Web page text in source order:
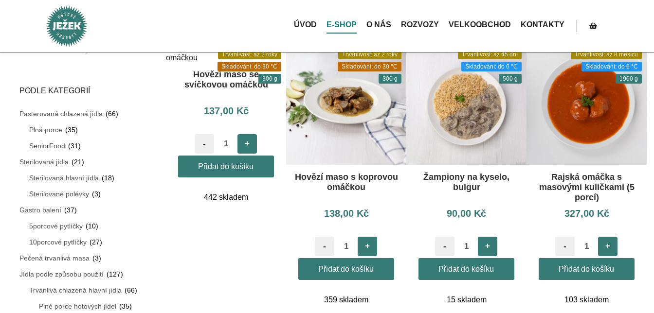
Ke každé objednávce nad 2 000 Kč nyní získáte praktickou termotašku ZDARMA. Ideální na nákupy, pikniky i cestování. Akce platí do vyčerpání zásob – tak neváhejte!
ÚVOD
E-SHOP O NÁS ROZVOZY VELKOOBCHOD KONTAKTY
Trvanlivost: až 2 roky
Skladování: do 30 °C
300 g
Hovězí maso se
svíčkovou omáčkou
137,00 Kč
- +
Přidat do košíku
442 skladem
Trvanlivost: až 2 roky
Skladování: do 30 °C
300 g
Hovězí maso s koprovou
omáčkou
138,00 Kč
- +
Přidat do košíku
359 skladem
Trvanlivost: až 45 dní
Skladování: do 6 °C
500 g
Žampiony na kyselo,
bulgur
90,00 Kč
- +
Přidat do košíku
15 skladem
Trvanlivost: až 8 měsíců
Skladování: do 6 °C
1900 g
Rajská omáčka s
masovými kuličkami (5
porcí)
327,00 Kč
- +
Přidat do košíku
103 skladem
PODLE KATEGORIÍ
Pasterovaná chlazená jídla (66)
Plná porce (35)
SeniorFood (31)
Sterilovaná jídla (21)
Sterilovaná hlavní jídla (18)
Sterilované polévky (3)
Gastro balení (37)
5porcové pytlíčky (10)
10porcové pytlíčky (27)
Pečená trvanlivá masa (3)
Jídla podle způsobu použití (127)
Trvanlivá chlazená hlavní jídla (66)
Plné porce hotových jídel (35)